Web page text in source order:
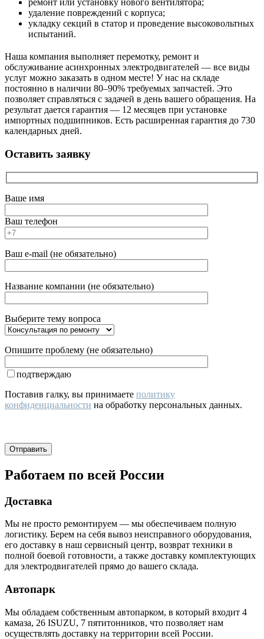
удаление повреждений с корпуса;
укладку секций в статор и проведение высоковольтных
испытаний.
Наша компания выполняет перемотку, ремонт и
обслуживание асинхронных электродвигателей — все виды
услуг можно заказать в одном месте! У нас на складе
постоянно в наличии 80–90% требуемых запчастей. Это
позволяет справляться с задачей в день вашего обращения. На
результат дается гарантия — 12 месяцев при установке
импортных подшипников. Есть расширенная гарантия до 730
календарных дней.
Оставить заявку
Ваше имя
Ваш телефон
Ваш e-mail (не обязательно)
Название компании (не обязательно)
Выберите тему вопроса
Опишите проблему (не обязательно)
подтверждаю
Поставив галку, вы принимаете политику
конфиденциальности на обработку персональных данных.
Работаем по всей России
Доставка
Мы не просто ремонтируем — мы обеспечиваем полную
логистику. Берем на себя вывоз неисправного оборудования,
его доставку в наш сервисный центр, возврат техники в
полной боевой готовности, а также доставку комплектующих
для электродвигателей прямо до вашего склада.
Автопарк
Мы обладаем собственным автопарком, в который входит 4
камаза, 26 ISUZU, 7 пятитонников, что позволяет нам
осуществлять доставку на территории всей России.